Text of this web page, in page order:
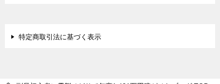
特定商取引法に基づく表示